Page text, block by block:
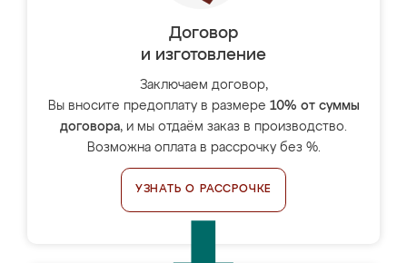
Договор
и изготовление
Заключаем договор,
Вы вносите предоплату в размере 10% от суммы
договора, и мы отдаём заказ в производство.
Возможна оплата в рассрочку без %.
УЗНАТЬ О РАССРОЧКЕ